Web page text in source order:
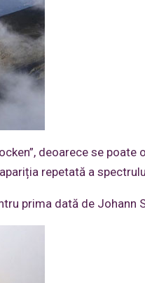
deoarece se
repetată a
prima dată de Johann